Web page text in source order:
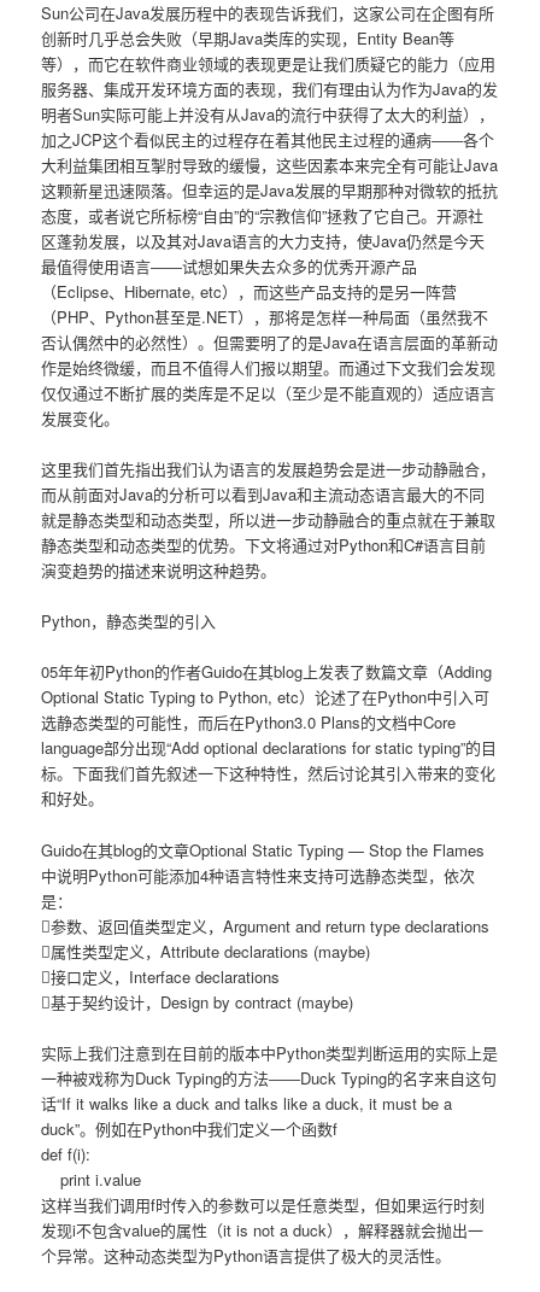
Sun公司在Java发展历程中的表现告诉我们，这家公司在企图有所
创新时几乎总会失败（早期Java类库的实现，Entity Bean等
等），而它在软件商业领域的表现更是让我们质疑它的能力（应用
服务器、集成开发环境方面的表现，我们有理由认为作为Java的发
明者Sun实际可能上并没有从Java的流行中获得了太大的利益），
加之JCP这个看似民主的过程存在着其他民主过程的通病――各个
大利益集团相互掣肘导致的缓慢，这些因素本来完全有可能让Java
这颗新星迅速陨落。但幸运的是Java发展的早期那种对微软的抵抗
态度，或者说它所标榜“自由”的“宗教信仰”拯救了它自己。开源社
区蓬勃发展，以及其对Java语言的大力支持，使Java仍然是今天
最值得使用语言――试想如果失去众多的优秀开源产品
（Eclipse、Hibernate, etc），而这些产品支持的是另一阵营
（PHP、Python甚至是.NET），那将是怎样一种局面（虽然我不
否认偶然中的必然性）。但需要明了的是Java在语言层面的革新动
作是始终微缓，而且不值得人们报以期望。而通过下文我们会发现
仅仅通过不断扩展的类库是不足以（至少是不能直观的）适应语言
发展变化。
这里我们首先指出我们认为语言的发展趋势会是进一步动静融合，
而从前面对Java的分析可以看到Java和主流动态语言最大的不同
就是静态类型和动态类型，所以进一步动静融合的重点就在于兼取
静态类型和动态类型的优势。下文将通过对Python和C#语言目前
演变趋势的描述来说明这种趋势。
Python，静态类型的引入
05年年初Python的作者Guido在其blog上发表了数篇文章（Adding
Optional Static Typing to Python, etc）论述了在Python中引入可
选静态类型的可能性，而后在Python3.0 Plans的文档中Core
language部分出现“Add optional declarations for static typing”的目
标。下面我们首先叙述一下这种特性，然后讨论其引入带来的变化
和好处。
Guido在其blog的文章Optional Static Typing — Stop the Flames
中说明Python可能添加4种语言特性来支持可选静态类型，依次
是：
参数、返回值类型定义，Argument and return type declarations
属性类型定义，Attribute declarations (maybe)
接口定义，Interface declarations
基于契约设计，Design by contract (maybe)
实际上我们注意到在目前的版本中Python类型判断运用的实际上是
一种被戏称为Duck Typing的方法――Duck Typing的名字来自这句
话“If it walks like a duck and talks like a duck, it must be a
duck”。例如在Python中我们定义一个函数f
def f(i):
print i.value
这样当我们调用f时传入的参数可以是任意类型，但如果运行时刻
发现i不包含value的属性（it is not a duck），解释器就会抛出一
个异常。这种动态类型为Python语言提供了极大的灵活性。